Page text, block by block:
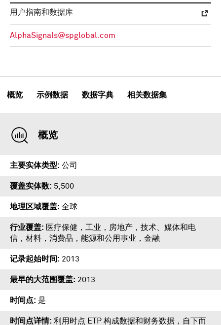
用户指南和数据库
AlphaSignals@spglobal.com
概览 示例数据 数据字典 相关数据集
概览
主要实体类型 公司
覆盖实体数 5,500
地理区域覆盖 全球
行业覆盖
医疗保健，工业，房地产，技术、媒体和电
信，材料，消费品，能源和公用事业，金融
记录起始时间 2013
最早的大范围覆盖 2013
时间点 是
时间点详情 利用时点 ETP 构成数据和财务数据，自下而